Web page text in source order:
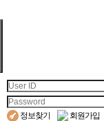
정보찾기 회원가입